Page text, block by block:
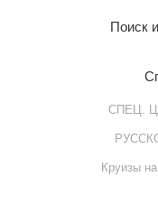
Поиск
СПЕЦ.
Круизы